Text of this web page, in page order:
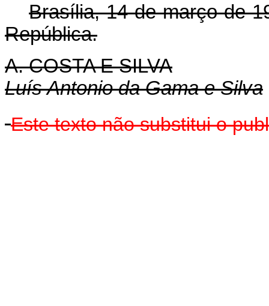
Brasília, 14 de março de
República.
A. COSTA E SILVA
Luís Antonio da Gama e Silva
Este texto não substitui o